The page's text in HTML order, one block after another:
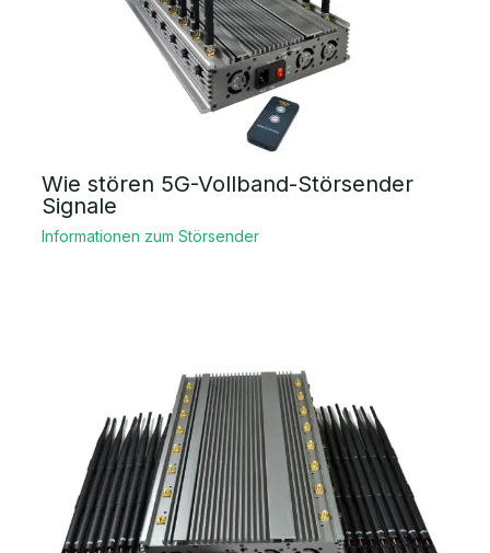
Wie stören 5G-Vollband-Störsender
Signale
Informationen zum Störsender